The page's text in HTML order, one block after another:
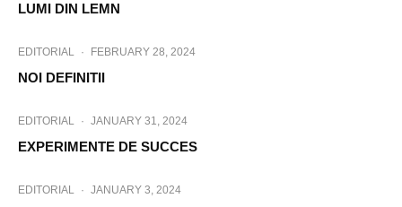
LUMI DIN LEMN
EDITORIAL · FEBRUARY 28, 2024
NOI DEFINITII
EDITORIAL · JANUARY 31, 2024
EXPERIMENTE DE SUCCES
EDITORIAL · JANUARY 3, 2024